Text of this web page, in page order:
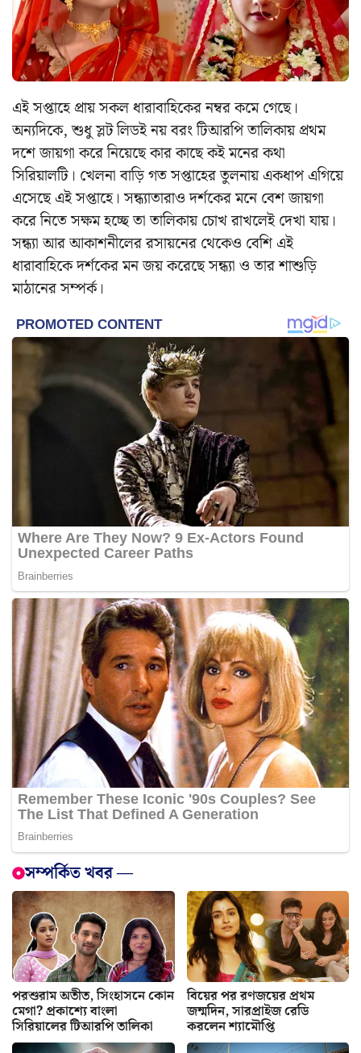
এই সপ্তাহে প্রায় সকল ধারাবাহিকের নম্বর কমে গেছে।
অন্যদিকে, শুধু স্লট লিডই নয় বরং টিআরপি তালিকায় প্রথম
দশে জায়গা করে নিয়েছে কার কাছে কই মনের কথা
সিরিয়ালটি। খেলনা বাড়ি গত সপ্তাহের তুলনায় একধাপ এগিয়ে
এসেছে এই সপ্তাহে। সন্ধ্যাতারাও দর্শকের মনে বেশ জায়গা
করে নিতে সক্ষম হচ্ছে তা তালিকায় চোখ রাখলেই দেখা যায়।
সন্ধ্যা আর আকাশনীলের রসায়নের থেকেও বেশি এই
ধারাবাহিকে দর্শকের মন জয় করেছে সন্ধ্যা ও তার শাশুড়ি
মাঠানের সম্পর্ক।
সম্পর্কিত খবর —
পরশুরাম অতীত, সিংহাসনে কোন
মেগা? প্রকাশ্যে বাংলা
সিরিয়ালের টিআরপি তালিকা
বিয়ের পর রণজয়ের প্রথম
জন্মদিন, সারপ্রাইজ রেডি
করলেন শ্যামৌপ্তি